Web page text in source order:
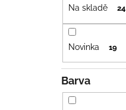
Na skladě 24
Novinka 19
Barva